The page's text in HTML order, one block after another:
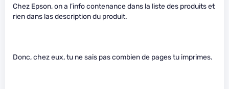
Chez Epson, on a l’info contenance dans la liste des produits et
rien dans las description du produit.
Donc, chez eux, tu ne sais pas combien de pages tu imprimes.